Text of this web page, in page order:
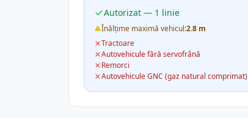
Autorizat — 1 linie
Înălțime maximă vehicul:2.8 m
Tractoare
Autovehicule fără servofrână
Remorci
Autovehicule GNC (gaz natural comprimat)